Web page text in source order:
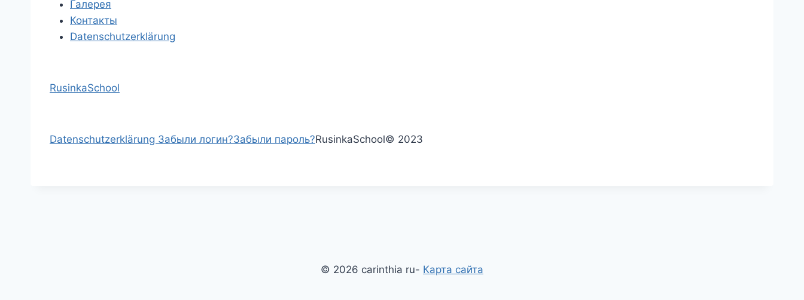
Галерея
Контакты
Datenschutzerklärung
RusinkaSchool
Datenschutzerklärung Забыли логин?Забыли пароль?RusinkaSchool© 2023
© 2026 carinthia ru- Карта сайта